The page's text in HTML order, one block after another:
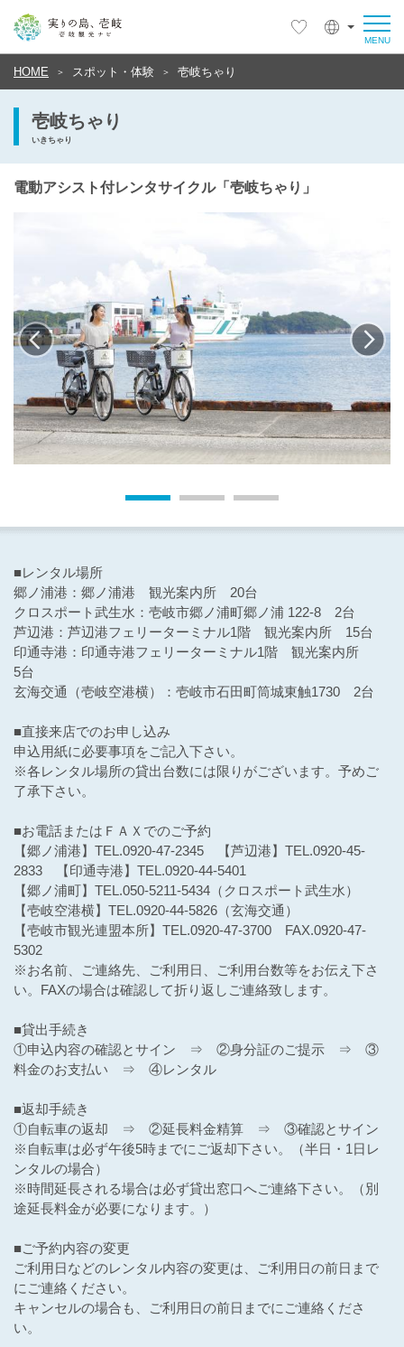
HOME スポット・体験 壱岐ちゃり
壱岐ちゃり
いきちゃり
電動アシスト付レンタサイクル「壱岐ちゃり」
■レンタル場所
郷ノ浦港：郷ノ浦港 観光案内所 20台
クロスポート武生水：壱岐市郷ノ浦町郷ノ浦 122-8 2台
芦辺港：芦辺港フェリーターミナル1階 観光案内所 15台
印通寺港：印通寺港フェリーターミナル1階 観光案内所
5台
玄海交通（壱岐空港横）：壱岐市石田町筒城東触1730 2台
■直接来店でのお申し込み
申込用紙に必要事項をご記入下さい。
※各レンタル場所の貸出台数には限りがございます。予めご
了承下さい。
■お電話またはＦＡＸでのご予約
【郷ノ浦港】TEL.0920-47-2345 【芦辺港】TEL.0920-45-
2833 【印通寺港】TEL.0920-44-5401
【郷ノ浦町】TEL.050-5211-5434（クロスポート武生水）
【壱岐空港横】TEL.0920-44-5826（玄海交通）
【壱岐市観光連盟本所】TEL.0920-47-3700 FAX.0920-47-
5302
※お名前、ご連絡先、ご利用日、ご利用台数等をお伝え下さ
い。FAXの場合は確認して折り返しご連絡致します。
■貸出手続き
①申込内容の確認とサイン ⇒ ②身分証のご提示 ⇒ ③
料金のお支払い ⇒ ④レンタル
■返却手続き
①自転車の返却 ⇒ ②延長料金精算 ⇒ ③確認とサイン
※自転車は必ず午後5時までにご返却下さい。（半日・1日レ
ンタルの場合）
※時間延長される場合は必ず貸出窓口へご連絡下さい。（別
途延長料金が必要になります。）
■ご予約内容の変更
ご利用日などのレンタル内容の変更は、ご利用日の前日まで
にご連絡ください。
キャンセルの場合も、ご利用日の前日までにご連絡くださ
い。